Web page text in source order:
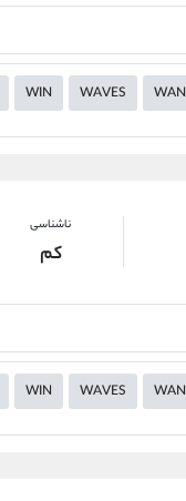
WIN WAVES WAN
ناشناسی
کم
WIN WAVES WAN